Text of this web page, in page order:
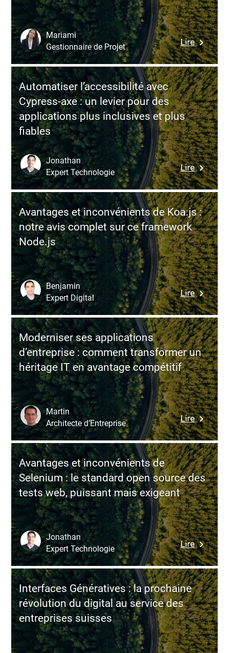
analyse
de
ce
Node.js
Lire:
Prendre
de
:
pourquoi
les
RFC
la
des
projets
IT
Mariami
Gestionnaire de Projet
Automatiser l’accessibilité avec
Cypress-axe : un levier pour des
applications plus inclusives et plus
fiables
Lire:
avec
Cypress-
axe
:
un
levier
pour
des
plus
et
plus
fiables
Jonathan
Expert Technologie
Avantages et inconvénients de Koa.js :
notre avis complet sur ce framework
Node.js
Lire:
et
de
Koa.js
:
notre
avis
complet
sur
ce
Node.js
Benjamin
Expert Digital
Moderniser ses applications
d’entreprise : comment transformer un
héritage IT en avantage compétitif
Lire:
ses
:
un
héritage
IT
en
avantage
Martin
Architecte d’Entreprise
Avantages et inconvénients de
Selenium : le standard open source des
tests web, puissant mais exigeant
Lire:
et
de
Selenium
:
le
standard
Jonathan
Expert Technologie
Interfaces Génératives : la prochaine
révolution du digital au service des
entreprises suisses